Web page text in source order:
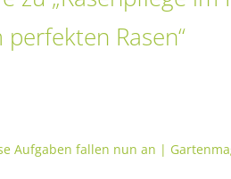
Rasen“
Aufgaben fallen nun an |